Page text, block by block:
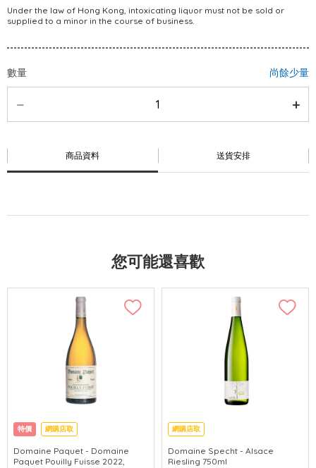
Under the law of Hong Kong, intoxicating liquor must not be sold or
supplied to a minor in the course of business.
數量 尚餘少量
商品資料 送貨安排
您可能還喜歡
特價 網購店取
Domaine Paquet - Domaine
Paquet Pouilly Fuisse 2022,
網購店取
Domaine Specht - Alsace
Riesling 750ml